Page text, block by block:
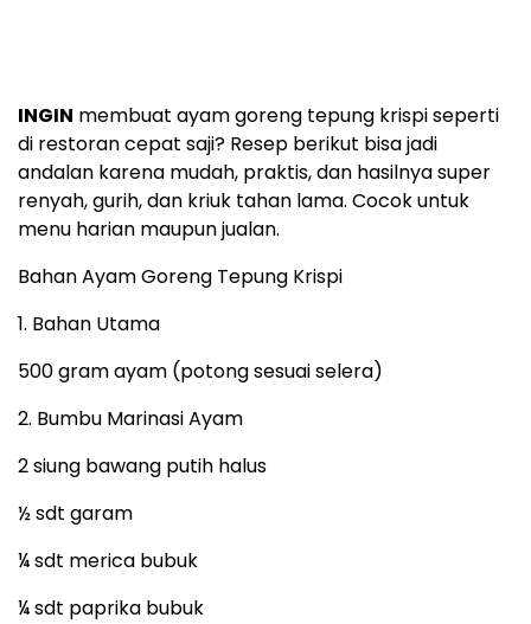
INGIN membuat ayam goreng tepung krispi seperti
di restoran cepat saji? Resep berikut bisa jadi
andalan karena mudah, praktis, dan hasilnya super
renyah, gurih, dan kriuk tahan lama. Cocok untuk
menu harian maupun jualan.
Bahan Ayam Goreng Tepung Krispi
1. Bahan Utama
500 gram ayam (potong sesuai selera)
2. Bumbu Marinasi Ayam
2 siung bawang putih halus
½ sdt garam
¼ sdt merica bubuk
¼ sdt paprika bubuk